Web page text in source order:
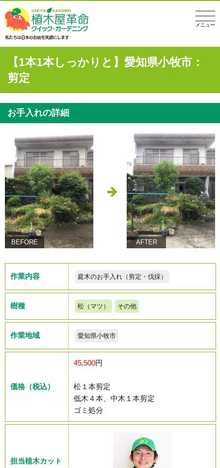
メニュー
【1本1本しっかりと】愛知県小牧市：
剪定
お手入れの詳細
BEFORE AFTER
作業内容 庭木のお手入れ（剪定・伐採）
樹種 松（マツ） その他
作業地域 愛知県小牧市
価格（税込）
45,500円
松１本剪定
低木４本、中木１本剪定
ゴミ処分
担当植木カット